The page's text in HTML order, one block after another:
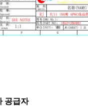
공급자